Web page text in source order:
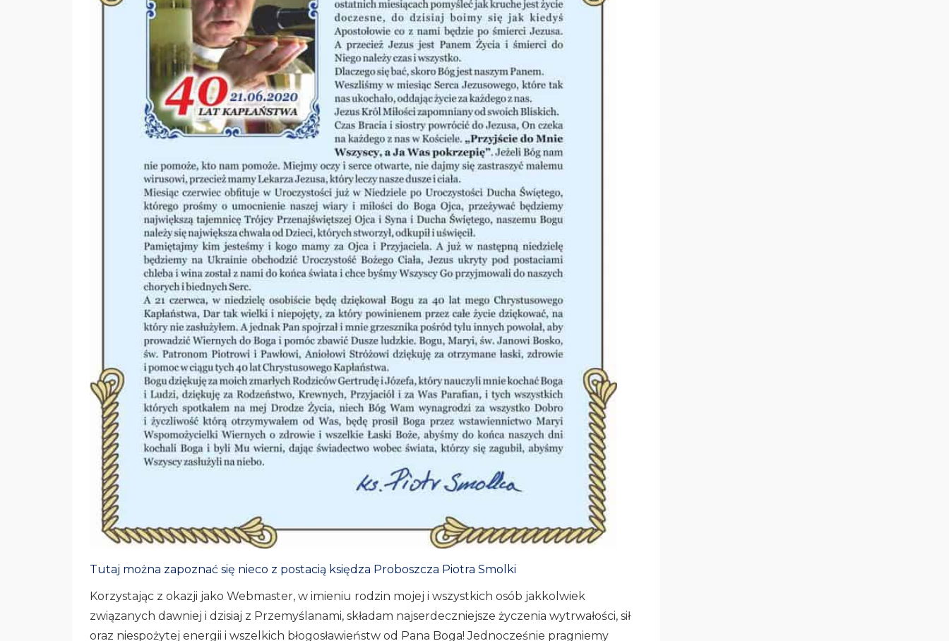
Tutaj można zapoznać się nieco z postacią księdza Proboszcza Piotra Smolki
Korzystając z okazji jako Webmaster, w imieniu rodzin mojej i wszystkich osób jakkolwiek
związanych dawniej i dzisiaj z Przemyślanami, składam najserdeczniejsze życzenia wytrwałości, sił
oraz niespożytej energii i wszelkich błogosławieństw od Pana Boga! Jednocześnie pragniemy